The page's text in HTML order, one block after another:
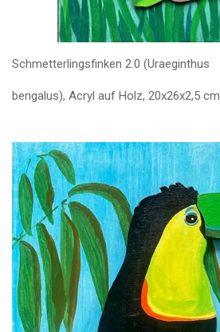
Schmetterlingsfinken 2.0 (Uraeginthus
bengalus), Acryl auf Holz, 20x26x2,5 cm